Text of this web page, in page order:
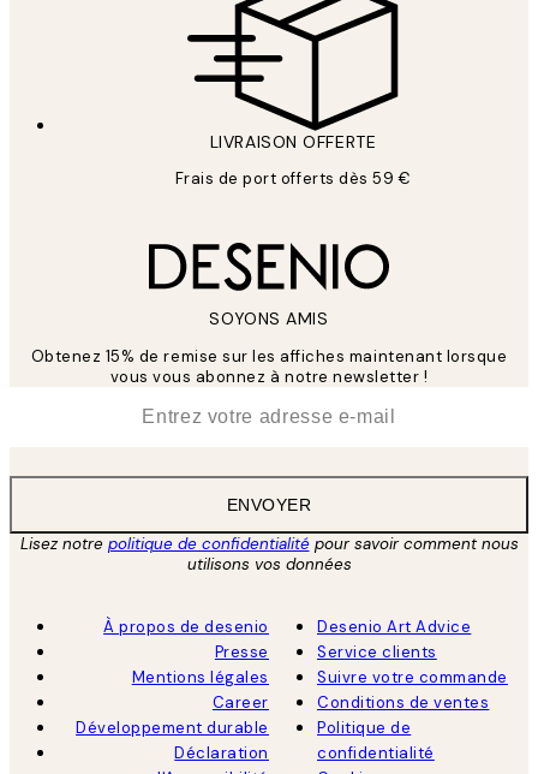
LIVRAISON OFFERTE
Frais de port offerts dès 59 €
SOYONS AMIS
Obtenez 15% de remise sur les affiches maintenant lorsque
vous vous abonnez à notre newsletter !
ENVOYER
Lisez notre politique de confidentialitépour savoir comment nous
utilisons vos données
À propos de desenio
Presse
Mentions légales
Career
Développement durable
Déclaration
Desenio Art Advice
Service clients
Suivre votre commande
Conditions de ventes
Politique de
confidentialité